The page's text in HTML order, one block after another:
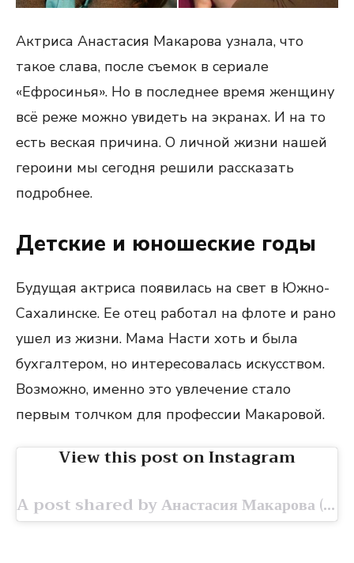
Актриса Анастасия Макарова узнала, что
такое слава, после съемок в сериале
«Ефросинья». Но в последнее время женщину
всё реже можно увидеть на экранах. И на то
есть веская причина. О личной жизни нашей
героини мы сегодня решили рассказать
подробнее.
Детские и юношеские годы
Будущая актриса появилась на свет в Южно-
Сахалинске. Ее отец работал на флоте и рано
ушел из жизни. Мама Насти хоть и была
бухгалтером, но интересовалась искусством.
Возможно, именно это увлечение стало
первым толчком для профессии Макаровой.
View this post on Instagram
A post shared by Анастасия Макарова (@nastya.mak.off)